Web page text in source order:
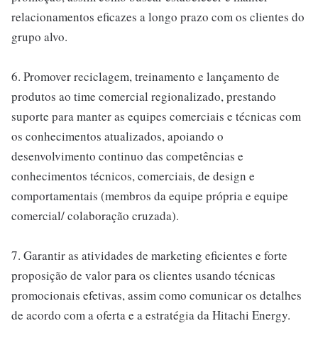
relacionamentos eficazes a longo prazo com os clientes do
grupo alvo.
6. Promover reciclagem, treinamento e lançamento de
produtos ao time comercial regionalizado, prestando
suporte para manter as equipes comerciais e técnicas com
os conhecimentos atualizados, apoiando o
desenvolvimento continuo das competências e
conhecimentos técnicos, comerciais, de design e
comportamentais (membros da equipe própria e equipe
comercial/ colaboração cruzada).
7. Garantir as atividades de marketing eficientes e forte
proposição de valor para os clientes usando técnicas
promocionais efetivas, assim como comunicar os detalhes
de acordo com a oferta e a estratégia da Hitachi Energy.